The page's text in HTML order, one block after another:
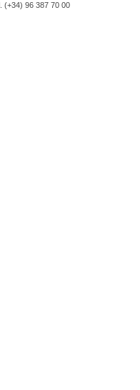
(+34) 96 387 70 00